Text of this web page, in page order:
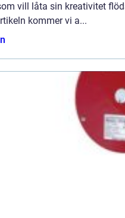
vill låta sin kreativitet
kommer vi a...